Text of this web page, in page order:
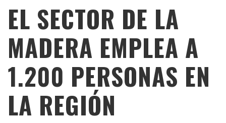
EL SECTOR DE LA
MADERA EMPLEA A
1.200 PERSONAS EN
LA REGIÓN